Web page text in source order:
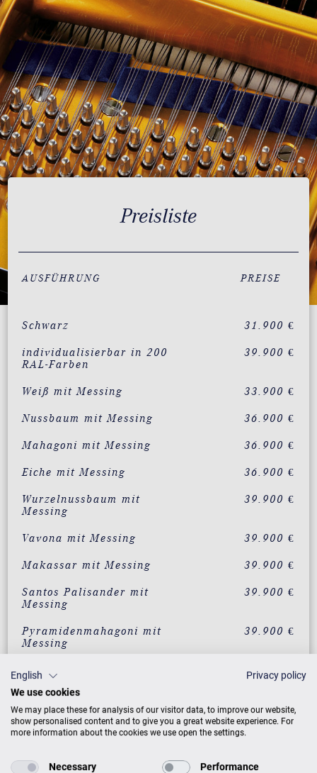
Preisliste
AUSFÜHRUNG PREISE
Schwarz 31.900 €
individualisierbar in 200
RAL-Farben
39.900 €
Weiß mit Messing 33.900 €
Nussbaum mit Messing 36.900 €
Mahagoni mit Messing 36.900 €
Eiche mit Messing 36.900 €
Wurzelnussbaum mit
Messing
39.900 €
Vavona mit Messing 39.900 €
Makassar mit Messing 39.900 €
Santos Palisander mit
Messing
39.900 €
Pyramidenmahagoni mit
Messing
39.900 €
ZUSATZLEISTUNGEN FÜR C. BECHSTEIN
RESIDENCE R 6 STYLE
PREISLISTE HERUNTERLADEN
English
Privacy policy
We use cookies
We may place these for analysis of our visitor data, to improve our website,
show personalised content and to give you a great website experience. For
more information about the cookies we use open the settings.
Necessary Performance